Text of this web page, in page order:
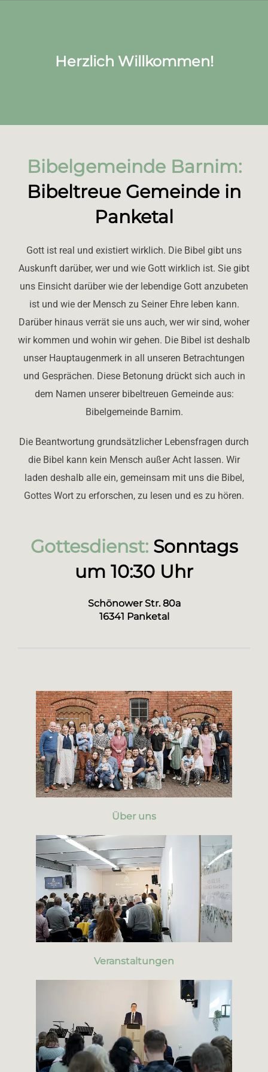
Herzlich Willkommen!
Bibelgemeinde Barnim:
Bibeltreue Gemeinde in
Panketal
Gott ist real und existiert wirklich. Die Bibel gibt uns
Auskunft darüber, wer und wie Gott wirklich ist. Sie gibt
uns Einsicht darüber wie der lebendige Gott anzubeten
ist und wie der Mensch zu Seiner Ehre leben kann.
Darüber hinaus verrät sie uns auch, wer wir sind, woher
wir kommen und wohin wir gehen. Die Bibel ist deshalb
unser Hauptaugenmerk in all unseren Betrachtungen
und Gesprächen. Diese Betonung drückt sich auch in
dem Namen unserer bibeltreuen Gemeinde aus:
Bibelgemeinde Barnim.
Die Beantwortung grundsätzlicher Lebensfragen durch
die Bibel kann kein Mensch außer Acht lassen. Wir
laden deshalb alle ein, gemeinsam mit uns die Bibel,
Gottes Wort zu erforschen, zu lesen und es zu hören.
Gottesdienst:Sonntags
um 10:30 Uhr
Schönower Str. 80a
16341 Panketal
Über uns
Veranstaltungen